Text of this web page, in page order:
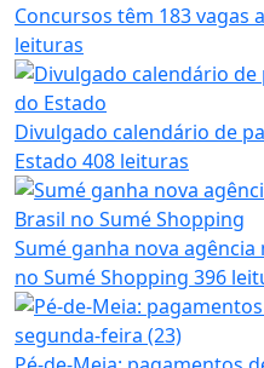
Concursos têm 183 vagas
leituras
Divulgado calendário de
Estado 408 leituras
Sumé ganha nova
no Sumé Shopping 396